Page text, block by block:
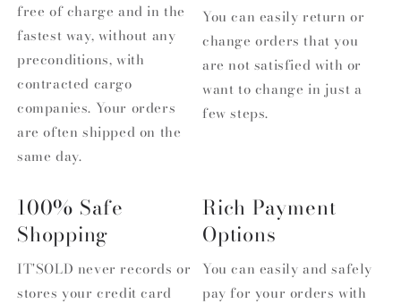
free of charge and in the
fastest way, without any
preconditions, with
contracted cargo
companies. Your orders
are often shipped on the
same day.
You can easily return or
change orders that you
are not satisfied with or
want to change in just a
few steps.
100% Safe
Shopping
IT'SOLD never records or
stores your credit card
Rich Payment
Options
You can easily and safely
pay for your orders with